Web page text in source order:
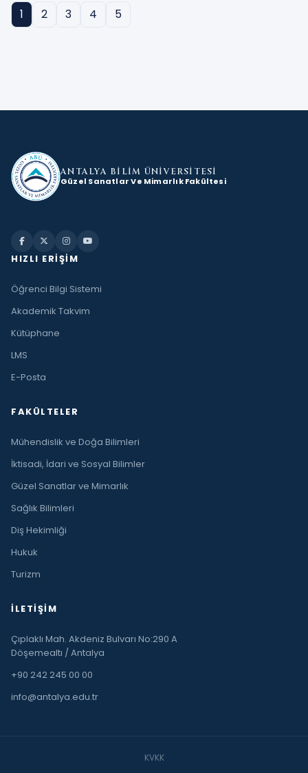
1 2 3 4 5
ANTALYA BİLİM ÜNİVERSİTESİ
Güzel Sanatlar Ve Mimarlık Fakültesi
HIZLI ERIŞIM
Öğrenci Bilgi Sistemi
Akademik Takvim
Kütüphane
LMS
E-Posta
FAKÜLTELER
Mühendislik ve Doğa Bilimleri
İktisadi, İdari ve Sosyal Bilimler
Güzel Sanatlar ve Mimarlık
Sağlık Bilimleri
Diş Hekimliği
Hukuk
Turizm
İLETIŞIM
Çıplaklı Mah. Akdeniz Bulvarı No:290 A
Döşemealtı / Antalya
+90 242 245 00 00
info@antalya.edu.tr
KVKK